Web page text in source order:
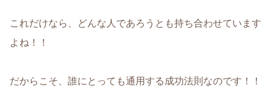
これだけなら、どんな人であろうとも持ち合わせています
よね！！
だからこそ、誰にとっても通用する成功法則なのです！！